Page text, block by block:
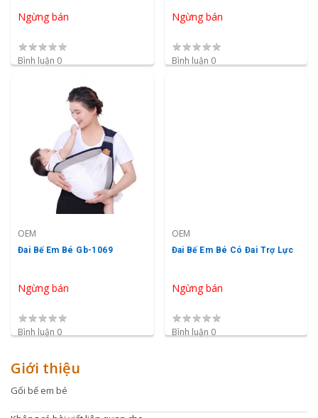
Ngừng bán
★★★★★
Bình luận 0
Ngừng bán
★★★★★
Bình luận 0
OEM
Đai Bế Em Bé Gb-1069
Ngừng bán
★★★★★
Bình luận 0
OEM
Đai Bế Em Bé Có Đai Trợ Lực
Ngừng bán
★★★★★
Bình luận 0
Giới thiệu
Gối bế em bé